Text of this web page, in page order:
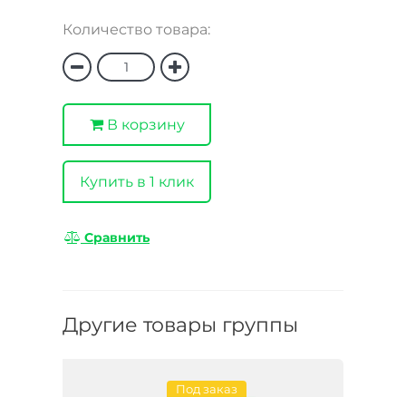
Количество товара:
В корзину
Купить в 1 клик
Сравнить
Другие товары группы
Под заказ